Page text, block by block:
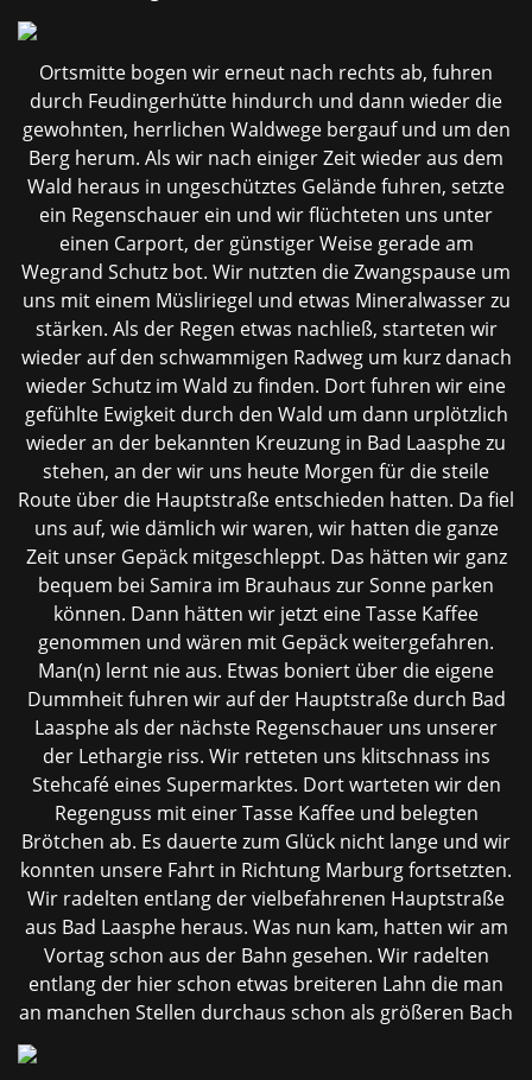
Ortsmitte bogen wir erneut nach rechts ab, fuhren
durch Feudingerhütte hindurch und dann wieder die
gewohnten, herrlichen Waldwege bergauf und um den
Berg herum. Als wir nach einiger Zeit wieder aus dem
Wald heraus in ungeschütztes Gelände fuhren, setzte
ein Regenschauer ein und wir flüchteten uns unter
einen Carport, der günstiger Weise gerade am
Wegrand Schutz bot. Wir nutzten die Zwangspause um
uns mit einem Müsliriegel und etwas Mineralwasser zu
stärken. Als der Regen etwas nachließ, starteten wir
wieder auf den schwammigen Radweg um kurz danach
wieder Schutz im Wald zu finden. Dort fuhren wir eine
gefühlte Ewigkeit durch den Wald um dann urplötzlich
wieder an der bekannten Kreuzung in Bad Laasphe zu
stehen, an der wir uns heute Morgen für die steile
Route über die Hauptstraße entschieden hatten. Da fiel
uns auf, wie dämlich wir waren, wir hatten die ganze
Zeit unser Gepäck mitgeschleppt. Das hätten wir ganz
bequem bei Samira im Brauhaus zur Sonne parken
können. Dann hätten wir jetzt eine Tasse Kaffee
genommen und wären mit Gepäck weitergefahren.
Man(n) lernt nie aus. Etwas boniert über die eigene
Dummheit fuhren wir auf der Hauptstraße durch Bad
Laasphe als der nächste Regenschauer uns unserer
der Lethargie riss. Wir retteten uns klitschnass ins
Stehcafé eines Supermarktes. Dort warteten wir den
Regenguss mit einer Tasse Kaffee und belegten
Brötchen ab. Es dauerte zum Glück nicht lange und wir
konnten unsere Fahrt in Richtung Marburg fortsetzten.
Wir radelten entlang der vielbefahrenen Hauptstraße
aus Bad Laasphe heraus. Was nun kam, hatten wir am
Vortag schon aus der Bahn gesehen. Wir radelten
entlang der hier schon etwas breiteren Lahn die man
an manchen Stellen durchaus schon als größeren Bach